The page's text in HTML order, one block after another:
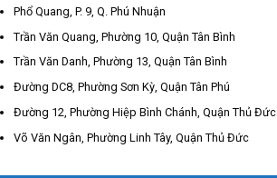
Phổ Quang, P. 9, Q. Phú Nhuận
Trần Văn Quang, Phường 10, Quận Tân Bình
Trần Văn Danh, Phường 13, Quận Tân Bình
Đường DC8, Phường Sơn Kỳ, Quận Tân Phú
Đường 12, Phường Hiệp Bình Chánh, Quận Thủ Đức
Võ Văn Ngân, Phường Linh Tây, Quận Thủ Đức